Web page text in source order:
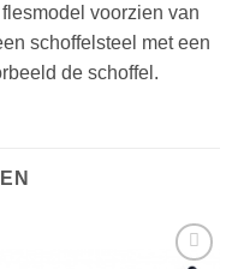
voorzien van
schoffelsteel met een
de schoffel.